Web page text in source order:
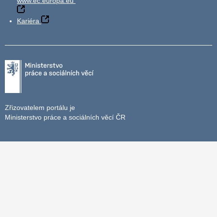
Kariéra
Zřizovatelem portálu je
Ministerstvo práce a sociálních věcí ČR